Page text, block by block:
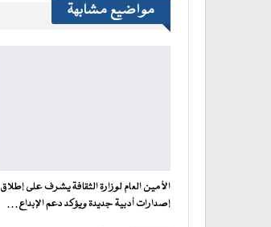
مواضيع مشابهة
الأمين العام لوزارة الثقافة يشرف على إطلاق
إصدارات أدبية جديدة ويؤكد دعم الإبداع…